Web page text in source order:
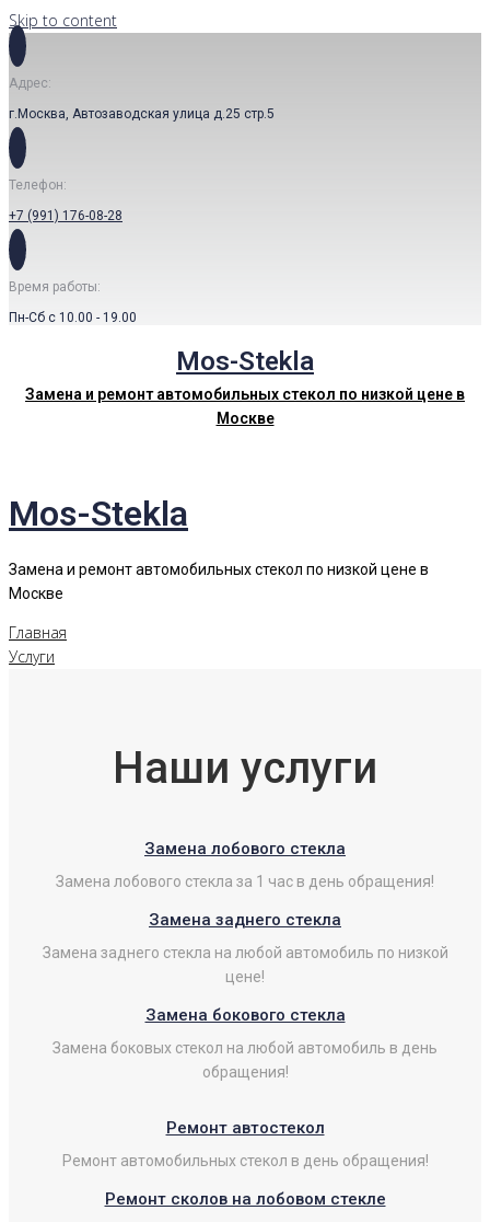
Skip to content
Адрес:
г.Москва, Автозаводская улица д.25 стр.5
Телефон:
+7 (991) 176-08-28
Время работы:
Пн-Сб с 10.00 - 19.00
Mos-Stekla
Замена и ремонт автомобильных стекол по низкой цене в
Москве
Mos-Stekla
Замена и ремонт автомобильных стекол по низкой цене в
Москве
Главная
Услуги
Наши услуги
Замена лобового стекла
Замена лобового стекла за 1 час в день обращения!
Замена заднего стекла
Замена заднего стекла на любой автомобиль по низкой
цене!
Замена бокового стекла
Замена боковых стекол на любой автомобиль в день
обращения!
Ремонт автостекол
Ремонт автомобильных стекол в день обращения!
Ремонт сколов на лобовом стекле